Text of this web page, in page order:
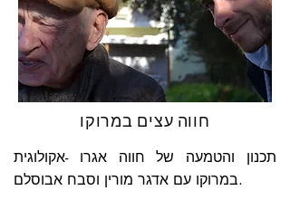
חווה עצים במרוקו
תכנון והטמעה של חווה אגרו -אקולוגית
במרוקו עם אדגר מורין וסבח אבוסלם.